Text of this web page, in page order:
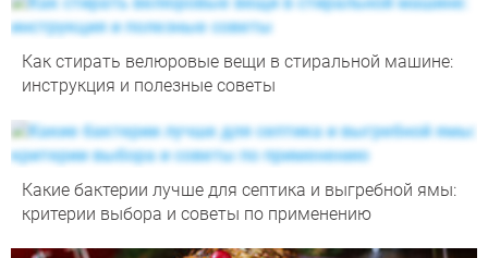
Как стирать велюровые вещи в стиральной машине:
инструкция и полезные советы
Какие бактерии лучше для септика и выгребной ямы:
критерии выбора и советы по применению